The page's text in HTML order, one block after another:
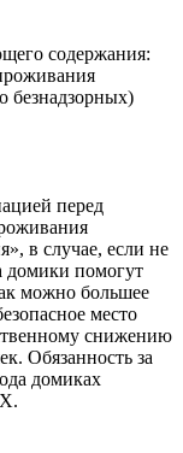
содержания:
безнадзорных)
перед
в случае, если не
домики помогут
можно большее
место
снижению
Обязанность за
домиках